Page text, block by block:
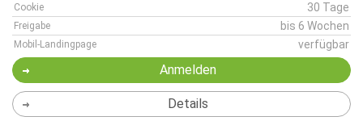
Cookie 30 Tage
Freigabe bis 6 Wochen
Mobil-Landingpage verfügbar
Anmelden
Details